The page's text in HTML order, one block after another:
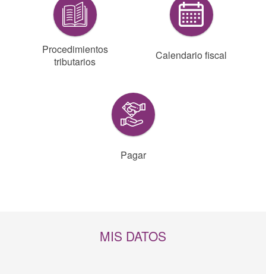
Procedimientos
tributarios
Calendario fiscal
Pagar
MIS DATOS